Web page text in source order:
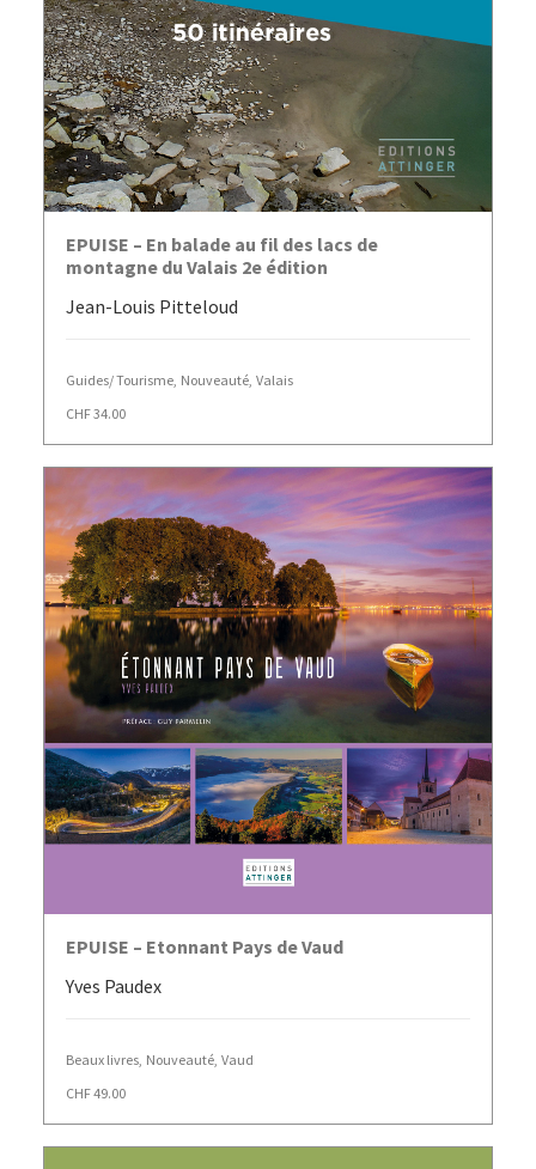
AJOUTER AU PANIER
EPUISE – En balade au fil des lacs de
montagne du Valais 2e édition
Jean-Louis Pitteloud
Guides/ Tourisme, Nouveauté, Valais
CHF34.00
AJOUTER AU PANIER
EPUISE – Etonnant Pays de Vaud
Yves Paudex
Beaux livres, Nouveauté, Vaud
CHF49.00